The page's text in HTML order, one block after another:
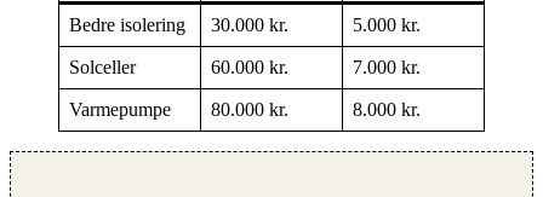
Bedre isolering 30.000 kr. 5.000 kr.
Solceller 60.000 kr. 7.000 kr.
Varmepumpe 80.000 kr. 8.000 kr.